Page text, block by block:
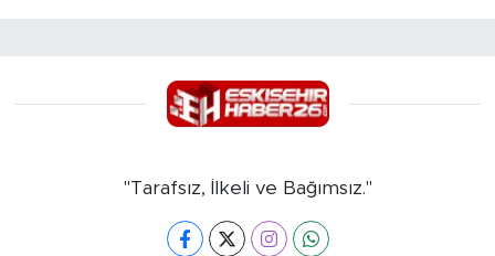
"Tarafsız, İlkeli ve Bağımsız."